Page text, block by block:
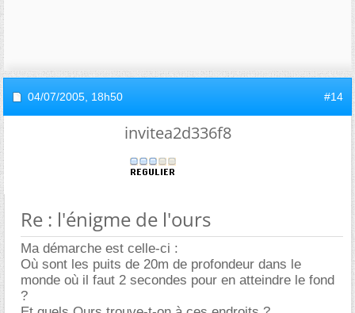
04/07/2005, 18h50 #14
invitea2d336f8
Re : l'énigme de l'ours
Ma démarche est celle-ci :
Où sont les puits de 20m de profondeur dans le
monde où il faut 2 secondes pour en atteindre le fond
?